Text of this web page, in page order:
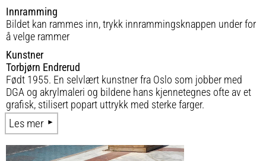
Innramming
Bildet kan rammes inn, trykk innrammingsknappen under for
å velge rammer
Kunstner
Torbjørn Endrerud
Født 1955. En selvlært kunstner fra Oslo som jobber med
DGA og akrylmaleri og bildene hans kjennetegnes ofte av et
grafisk, stilisert popart uttrykk med sterke farger.
Les mer